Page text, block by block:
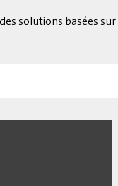
solutions basées